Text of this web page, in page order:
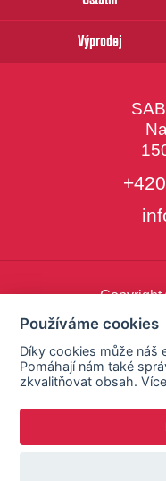
Výprodej
Copyright
Používáme cookies
Díky cookies může náš
Pomáhají nám také
zkvalitňovat obsah.